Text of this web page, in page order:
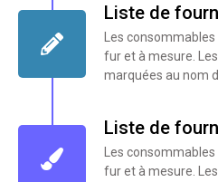
Liste de
Les
fur et à mesure.
marquées au nom
Liste de
Les
fur et à mesure.